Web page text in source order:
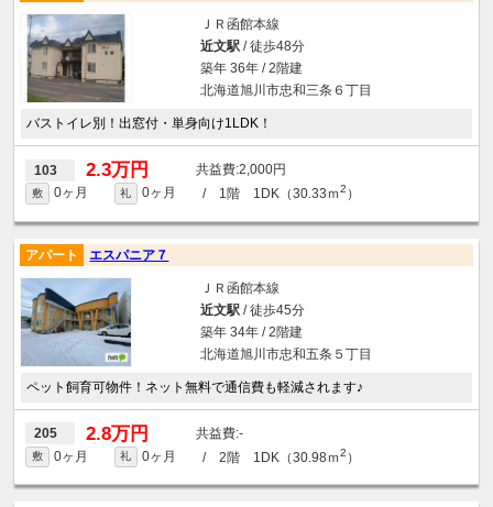
ＪＲ函館本線
近文駅/ 徒歩48分
築年 36年 / 2階建
北海道旭川市忠和三条６丁目
バストイレ別！出窓付・単身向け1LDK！
103 2.3万円 2,000円
敷 0ヶ月 礼 0ヶ月 / 1階 1DK（30.33ｍ2 ）
アパート エスパニア７
ＪＲ函館本線
近文駅/ 徒歩45分
築年 34年 / 2階建
北海道旭川市忠和五条５丁目
ペット飼育可物件！ネット無料で通信費も軽減されます♪
205 2.8万円 -
敷 0ヶ月 礼 0ヶ月 / 2階 1DK（30.98ｍ2 ）